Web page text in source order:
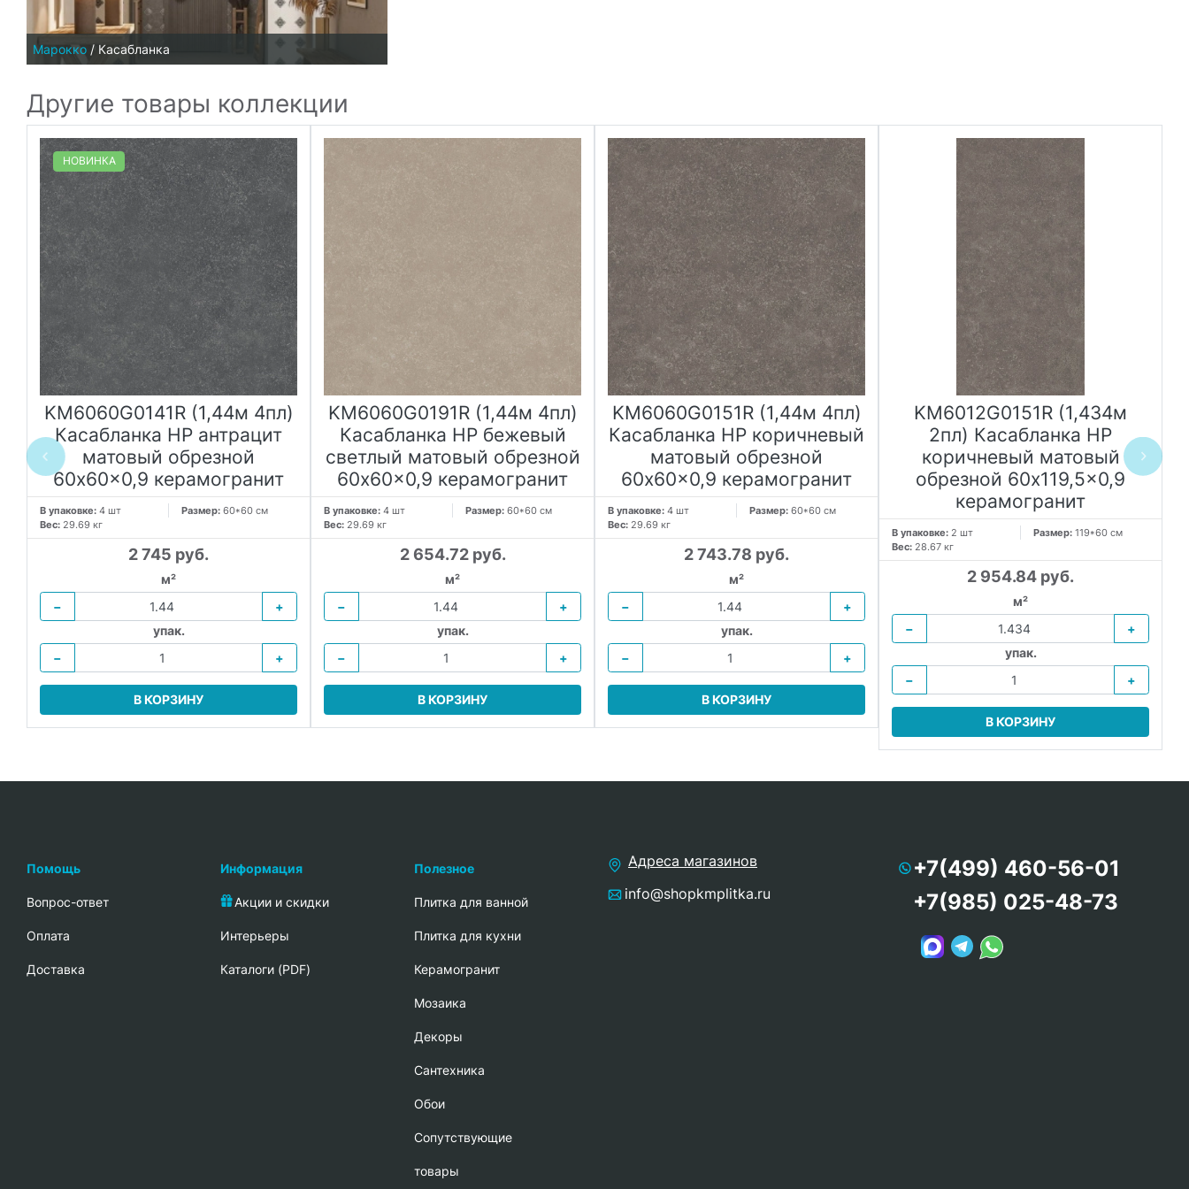
Марокко / Касабланка
Другие товары коллекции
НОВИНКА
KM6060G0141R (1,44м 4пл)
Касабланка HP антрацит
матовый обрезной
60x60x0,9 керамогранит
В упаковке: 4 шт Размер: 60*60 см
Вес: 29.69 кг
2 745 руб.
м²
−
+
упак.
−
+
В КОРЗИНУ
KM6060G0191R (1,44м 4пл)
Касабланка HP бежевый
светлый матовый обрезной
60x60x0,9 керамогранит
В упаковке: 4 шт Размер: 60*60 см
Вес: 29.69 кг
2 654.72 руб.
м²
−
+
упак.
−
+
В КОРЗИНУ
KM6060G0151R (1,44м 4пл)
Касабланка HP коричневый
матовый обрезной
60x60x0,9 керамогранит
В упаковке: 4 шт Размер: 60*60 см
Вес: 29.69 кг
2 743.78 руб.
м²
−
+
упак.
−
+
В КОРЗИНУ
KM6012G0151R (1,434м
2пл) Касабланка HP
коричневый матовый
обрезной 60x119,5x0,9
керамогранит
В упаковке: 2 шт Размер: 119*60 см
Вес: 28.67 кг
2 954.84 руб.
м²
−
+
упак.
−
+
В КОРЗИНУ
Помощь
Вопрос-ответ
Oплата
Доставка
Информация
Акции и скидки
Интерьеры
Каталоги (PDF)
Полезное
Плитка для ванной
Плитка для кухни
Керамогранит
Мозаика
Декоры
Сантехника
Обои
Сопутствующие
товары
Адреса магазинов
info@shopkmplitka.ru
+7(499) 460-56-01
+7(985) 025-48-73